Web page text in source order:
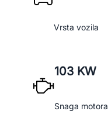
Vrsta vozila
103 KW
Snaga motora